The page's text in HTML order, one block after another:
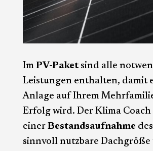
Im PV-Paketsind alle
Leistungen enthalten, damit
Anlage auf Ihrem
Erfolg wird. Der Klima
einer Bestandsaufnahme
sinnvoll nutzbare Dachgröße